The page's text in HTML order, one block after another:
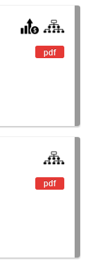
pdf
pdf